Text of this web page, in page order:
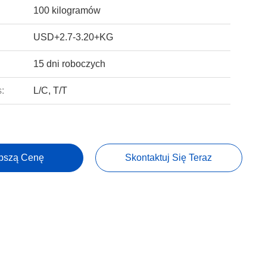
100 kilogramów
USD+2.7-3.20+KG
15 dni roboczych
L/C, T/T
Cenę Skontaktuj Się Teraz